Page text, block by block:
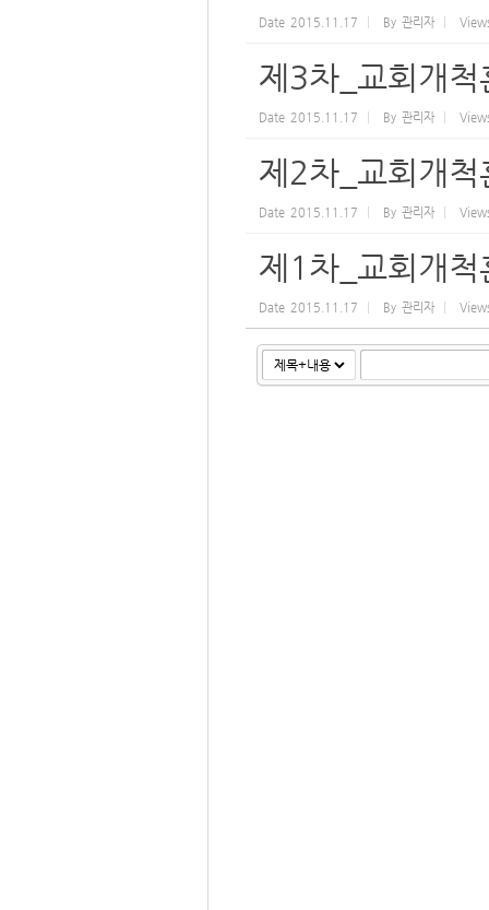
Date 2015.11.17 By 관리자
제3차_교회개척
Date 2015.11.17 By 관리자
제2차_교회개척
Date 2015.11.17 By 관리자
제1차_교회개척
Date 2015.11.17 By 관리자